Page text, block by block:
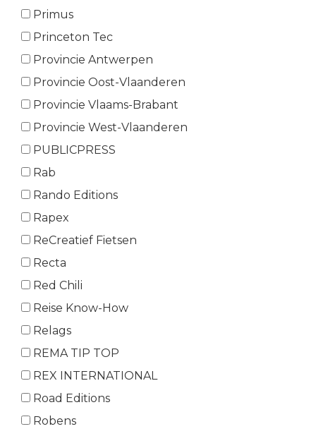
Primus
Princeton Tec
Provincie Antwerpen
Provincie Oost-Vlaanderen
Provincie Vlaams-Brabant
Provincie West-Vlaanderen
PUBLICPRESS
Rab
Rando Editions
Rapex
ReCreatief Fietsen
Recta
Red Chili
Reise Know-How
Relags
REMA TIP TOP
REX INTERNATIONAL
Road Editions
Robens